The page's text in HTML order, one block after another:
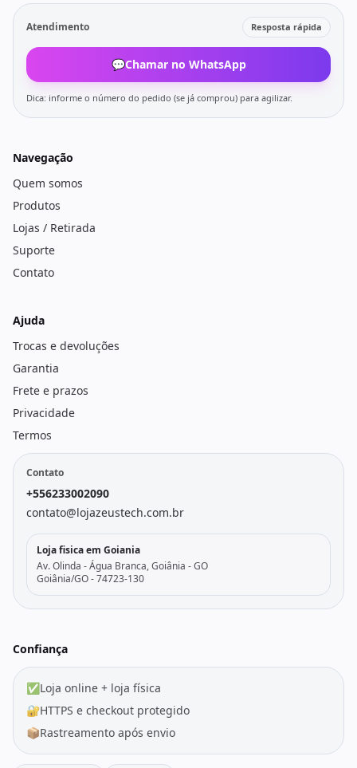
Atendimento Resposta rápida
💬Chamar no WhatsApp
Dica: informe o número do pedido (se já comprou) para agilizar.
Navegação
Quem somos
Produtos
Lojas / Retirada
Suporte
Contato
Ajuda
Trocas e devoluções
Garantia
Frete e prazos
Privacidade
Termos
Contato
+556233002090
contato@lojazeustech.com.br
Loja fisica em Goiania
Av. Olinda - Água Branca, Goiânia - GO
Goiânia/GO - 74723-130
Confiança
✅Loja online + loja física
🔐HTTPS e checkout protegido
📦Rastreamento após envio